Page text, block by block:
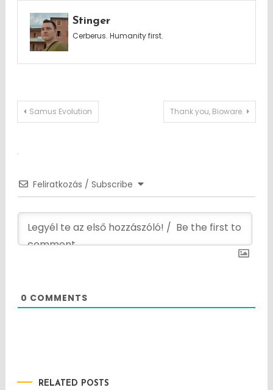
Stinger
Cerberus. Humanity first.
Post
Samus Evolution Thank you, Bioware.
Feliratkozás / Subscribe
0 COMMENTS
RELATED POSTS